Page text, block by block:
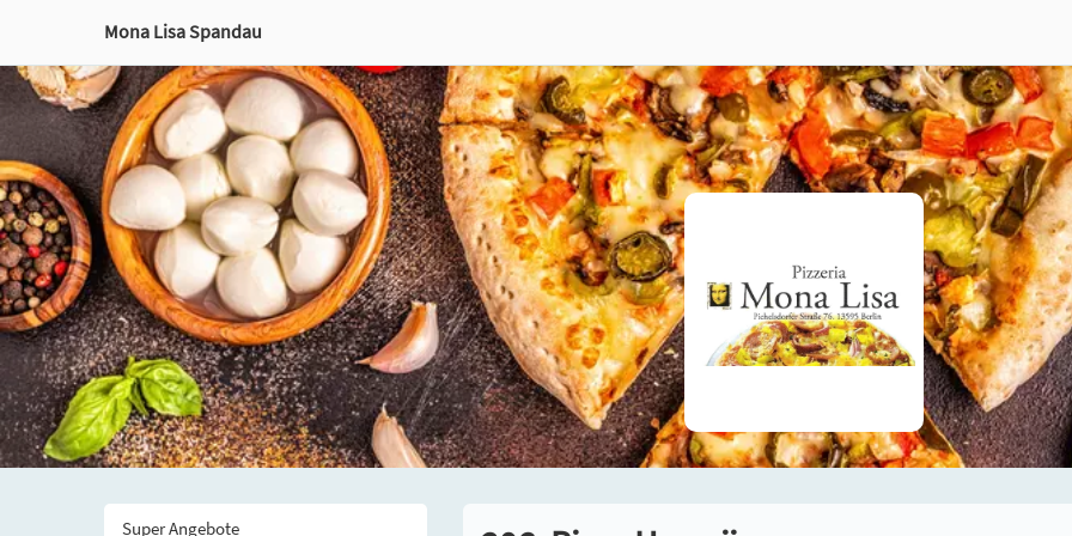
Mona Lisa Spandau
Super Angebote